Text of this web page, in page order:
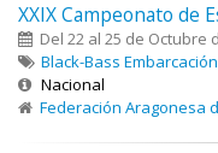
XXIX Campeonato de
Del 22 al 25 de Octubre
Black-Bass Embarcación
Nacional
Federación Aragonesa